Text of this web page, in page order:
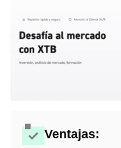
Ventajas: